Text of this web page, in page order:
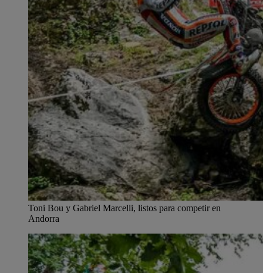
Toni Bou y Gabriel Marcelli, listos para competir en
Andorra